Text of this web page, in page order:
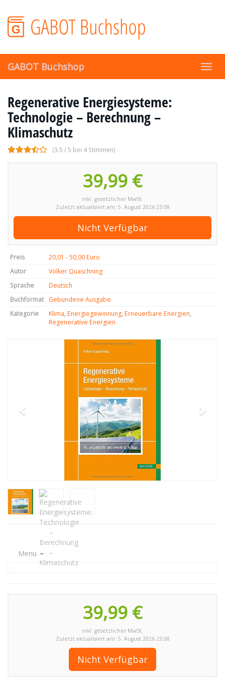
main
content
GABOT Buchshop
Regenerative Energiesysteme:
Technologie – Berechnung –
Klimaschutz
(3.5 / 5 bei 4 Stimmen)
39,99 €
inkl. gesetzlicher MwSt.
Zuletzt aktualisiert am: 5. August 2026 23:08
Nicht Verfügbar
Preis
20,01 - 50,00 Euro
Autor
Volker Quaschning
Sprache
Deutsch
Buchformat
Gebundene Ausgabe
Kategorie
Klima, Energiegewinnung, Erneuerbare Energien,
Regenerative Energien
Menu
39,99 €
inkl. gesetzlicher MwSt.
Zuletzt aktualisiert am: 5. August 2026 23:08
Nicht Verfügbar